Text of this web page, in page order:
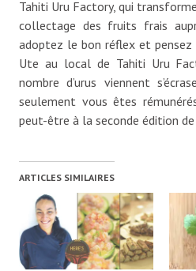
Tahiti Uru Factory, qui
collectage des fruits frais
adoptez le bon réflex et pensez
Ute au local de Tahiti Uru
nombre d’urus viennent
seulement vous êtes
peut-être à la seconde édition de
ARTICLES SIMILAIRES